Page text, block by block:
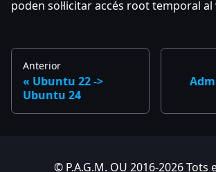
poden sol·licitar accés root temporal
Anterior
Ubuntu 22 ->
Ubuntu 24
© P.A.G.M. OU 2016-2026 Tots